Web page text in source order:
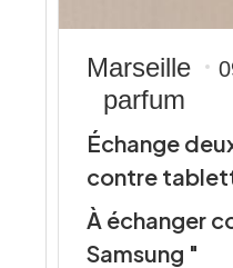
Marseille
parfum
Échange
contre
À échanger
Samsung "